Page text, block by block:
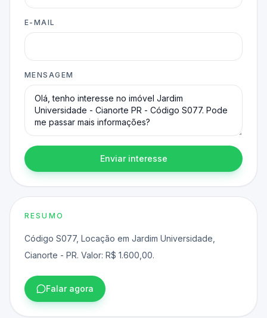
E-MAIL
MENSAGEM
Enviar interesse
RESUMO
Código S077, Locação em Jardim Universidade,
Cianorte - PR. Valor: R$ 1.600,00.
Falar agora